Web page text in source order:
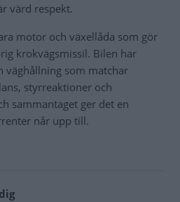
värd respekt.
motor och växellåda som gör
krokvägsmissil. Bilen har
väghållning som matchar
styrreaktioner och
sammantaget ger det en
når upp till.